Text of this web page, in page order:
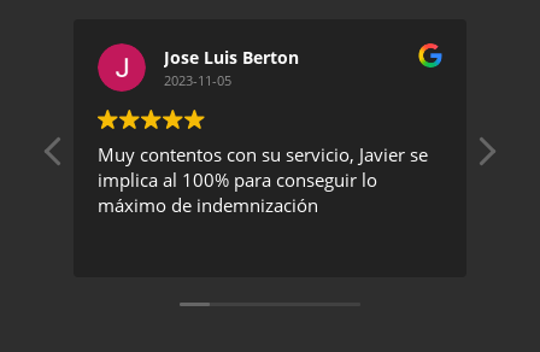
Jose Luis Berton
2023-11-05
Muy contentos con su servicio, Javier se
implica al 100% para conseguir lo
máximo de indemnización